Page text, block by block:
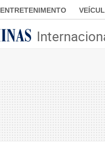
ENTRETENIMENTO